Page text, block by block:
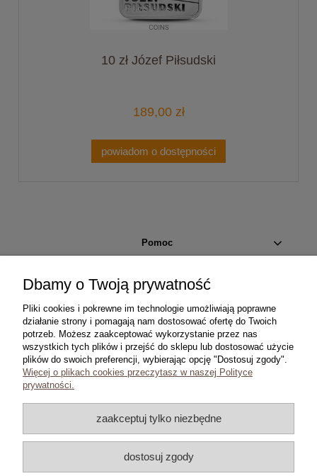
10 zł Józef Piłsudski
189,00 zł
powiadom o dostępności
Pomoc
Moje konto
Płatności i dostawa
Informacje
Copyright © 2024 coins.com.pl
Dbamy o Twoją prywatność
Pliki cookies i pokrewne im technologie umożliwiają poprawne
działanie strony i pomagają nam dostosować ofertę do Twoich
potrzeb. Możesz zaakceptować wykorzystanie przez nas
wszystkich tych plików i przejść do sklepu lub dostosować użycie
plików do swoich preferencji, wybierając opcję "Dostosuj zgody".
Więcej o plikach cookies przeczytasz w naszej Polityce
prywatności.
zaakceptuj tylko niezbędne
dostosuj zgody